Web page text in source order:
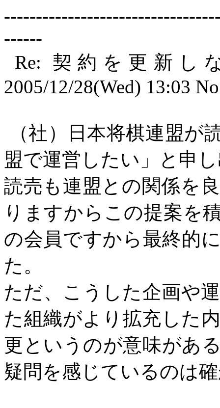
------
Re: 契約を更新
2005/12/28(Wed) 13:03
（社）日本将棋連盟が
盟で運営したい」と申
読売も連盟との関係を
りますからこの提案を
の会員ですから最終的
た。
ただ、こうした企画や
た組織がより拡充した
更というのが意味があ
疑問を感じているのは